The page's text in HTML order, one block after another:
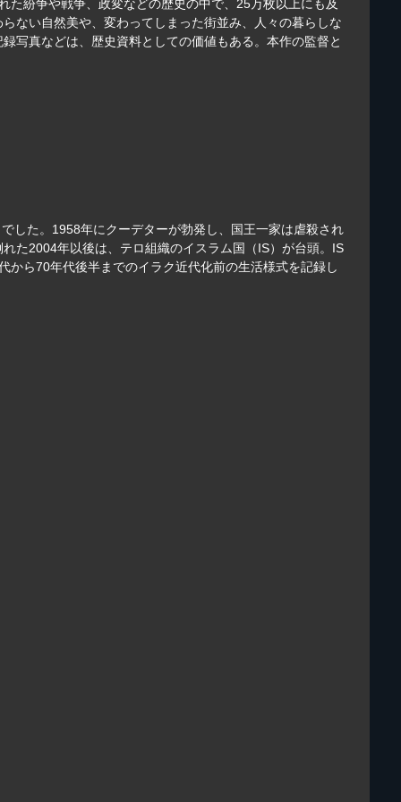
紛争や戦争、政変などの歴史の中で、25万枚以上にも及
ない自然美や、変わってしまった街並み、人々の暮らしな
写真などは、歴史資料としての価値もある。本作の監督と
した。1958年にクーデターが勃発し、国王一家は虐殺され
た2004年以後は、テロ組織のイスラム国（IS）が台頭。IS
ら70年代後半までのイラク近代化前の生活様式を記録し